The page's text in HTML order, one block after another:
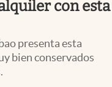
con esta
presenta esta
bien conservados